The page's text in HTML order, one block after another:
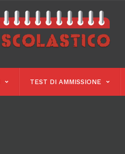
TEST DI AMMISSIONE